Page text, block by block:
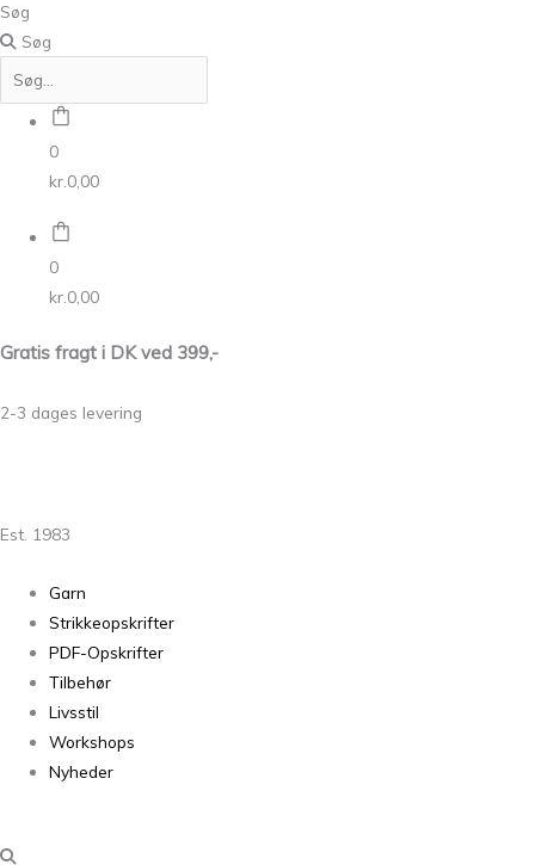
Søg
Søg
0
kr. 0,00
0
kr. 0,00
Gratis fragt i DK ved 399,-
2-3 dages levering
Est. 1983
Garn
Strikkeopskrifter
PDF-Opskrifter
Tilbehør
Livsstil
Workshops
Nyheder